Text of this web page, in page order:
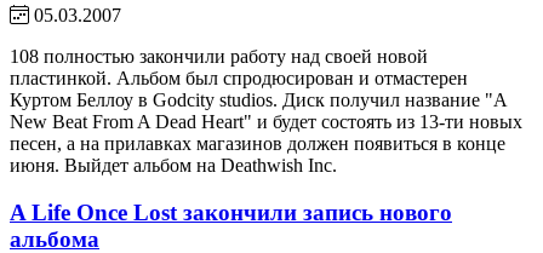
05.03.2007
108 полностью закончили работу над своей новой
пластинкой. Альбом был спродюсирован и отмастерен
Куртом Беллоу в Godcity studios. Диск получил название "A
New Beat From A Dead Heart" и будет состоять из 13-ти новых
песен, а на прилавках магазинов должен появиться в конце
июня. Выйдет альбом на Deathwish Inc.
A Life Once Lost закончили запись нового
альбома